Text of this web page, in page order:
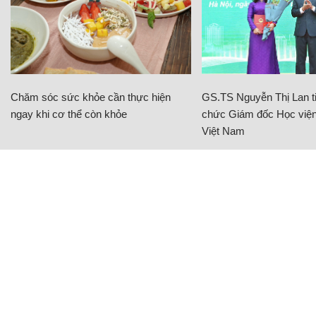
Chăm sóc sức khỏe cần thực hiện
ngay khi cơ thể còn khỏe
GS.TS Nguyễn Thị Lan
chức Giám đốc Học
Việt Nam